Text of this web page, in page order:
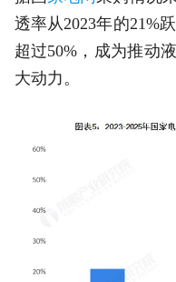
透率从2023年的21%
超过50%，成为推动
大动力。